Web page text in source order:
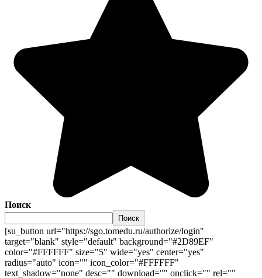
Поиск
Поиск
[su_button url="https://sgo.tomedu.ru/authorize/login"
target="blank" style="default" background="#2D89EF"
color="#FFFFFF" size="5" wide="yes" center="yes"
radius="auto" icon="" icon_color="#FFFFFF"
text_shadow="none" desc="" download="" onclick="" rel=""